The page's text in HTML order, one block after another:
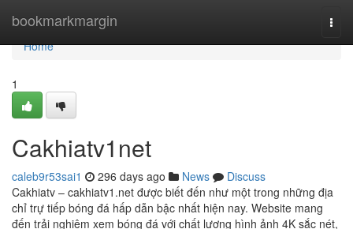
bookmarkmargin
Home
Home
1
Cakhiatv1net
caleb9r53sai1 296 days ago News
Discuss
Cakhiatv – cakhiatv1.net được biết đến như một trong những địa
chỉ trự tiếp bóng đá hấp dẫn bậc nhất hiện nay. Website mang
đến trải nghiệm xem bóng đá với chất lượng hình ảnh 4K sắc nét,